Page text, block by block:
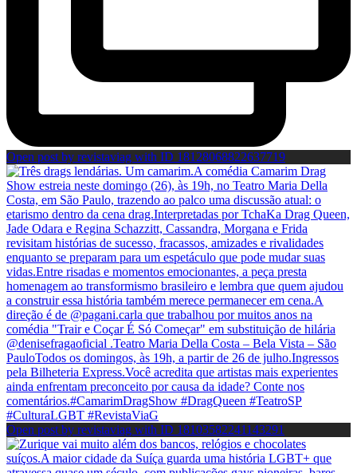
Open post by revistaviag with ID 18128068822637719
Open post by revistaviag with ID 18103582241143291